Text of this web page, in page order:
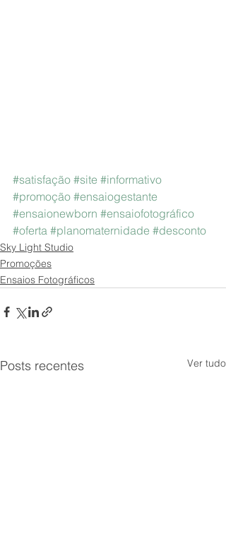
#satisfação #site #informativo
#promoção #ensaiogestante
#ensaionewborn #ensaiofotográfico
#oferta #planomaternidade #desconto
Sky Light Studio
Promoções
Ensaios Fotográficos
Posts recentes Ver tudo